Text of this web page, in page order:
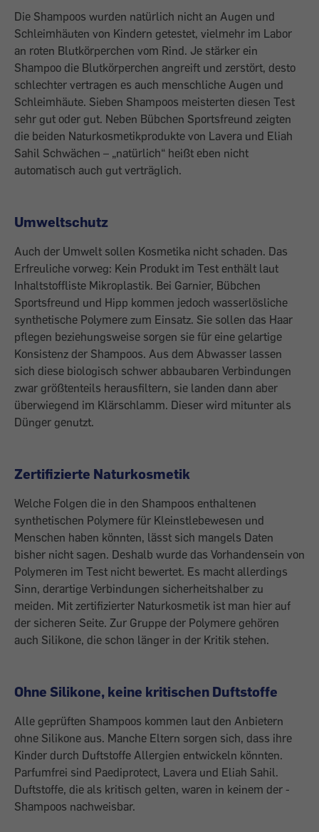
Die Shampoos wurden natürlich nicht an Augen und
Schleimhäuten von Kindern ­getestet, vielmehr im Labor
an roten ­Blutkörperchen vom Rind. Je stärker ein
Shampoo die Blutkörperchen angreift und zerstört, desto
schlechter vertragen es auch menschliche Augen und
Schleimhäute. Sieben Shampoos meisterten diesen Test
sehr gut oder gut. Neben Bübchen Sportsfreund zeigten
die beiden Naturkosmetikprodukte von Lavera und Eliah
Sahil Schwächen – „natürlich“ heißt eben nicht
automatisch auch gut verträglich.
Umweltschutz
Auch der Umwelt sollen Kosmetika nicht schaden. Das
Erfreuliche vorweg: Kein Produkt im Test enthält laut
Inhaltstoffliste ­Mikroplastik. Bei Garnier, Bübchen
Sportsfreund und Hipp kommen jedoch wasser­lösliche
synthetische Polymere zum Einsatz. Sie sollen das Haar
pflegen beziehungs­weise sorgen sie für eine gelartige
Konsistenz der Shampoos. Aus dem Abwasser ­lassen
sich diese biologisch schwer abbaubaren Ver­bindungen
zwar größtenteils herausfiltern, sie landen dann aber
überwiegend im Klärschlamm. Dieser wird mitunter als
Dünger genutzt.
Zertifizierte Naturkosmetik
Welche Folgen die in den Shampoos enthaltenen
synthetischen Polymere für Kleinstlebewesen und
Menschen haben könnten, lässt sich mangels Daten
bisher nicht sagen. Deshalb wurde das Vorhandensein von
Polymeren im Test nicht bewertet. Es macht allerdings
Sinn, derartige Verbindungen sicherheitshalber zu
meiden. Mit ­zertifizierter Naturkosmetik ist man hier auf
der sicheren Seite. Zur Gruppe der Polymere gehören
auch Silikone, die schon länger in der Kritik stehen.
Ohne Silikone, keine kritischen Duftstoffe
Alle geprüften Shampoos ­kommen laut den Anbietern
ohne Silikone aus. Manche Eltern sorgen sich, dass ihre
Kinder durch Duftstoffe Allergien entwickeln könnten.
Parfumfrei sind Paediprotect, ­Lavera und Eliah Sahil.
Duftstoffe, die als kritisch gelten, waren in keinem der ­
Shampoos nachweisbar.